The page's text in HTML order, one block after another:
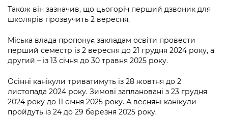
Промисловість і наука Києва
Підприємства, установи, організації
Kyiv International Relations
Річні звіти
Гендерна політика
Іноземцям / For foreigners
Портал Захисників та Захисниць
Безбар'єрність
Портал послуг
осіб при Київській міській військовій
адміністрації
«Ініціатива «Партнерство «Відкритий
Уряд» – місцевий рівень»
публічну інформацію
Про відкриті дані
Публічні дашборди
media
Також він зазначив, що цьогоріч перший дзвоник для
школярів прозвучить 2 вересня.
Міська влада пропонує закладам освіти провести
перший семестр із 2 вересня до 21 грудня 2024 року, а
другий – із 13 січня до 30 травня 2025 року.
Осінні канікули триватимуть із 28 жовтня до 2
листопада 2024 року. Зимові заплановані з 23 грудня
2024 року до 11 січня 2025 року. А весняні канікули
пройдуть із 24 до 29 березня 2025 року.